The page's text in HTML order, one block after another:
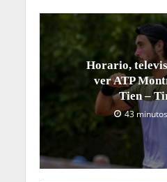
Horario,
ver ATP
Tien –
43